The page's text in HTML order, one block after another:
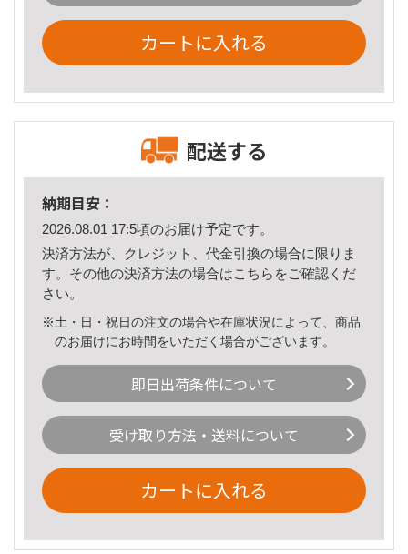
カートに入れる
配送する
納期目安：
2026.08.01 17:5頃のお届け予定です。
決済方法が、クレジット、代金引換の場合に限りま
す。その他の決済方法の場合はこちら をご確認くだ
さい。
※土・日・祝日の注文の場合や在庫状況によって、商品
のお届けにお時間をいただく場合がございます。
即日出荷条件について
受け取り方法・送料について
カートに入れる